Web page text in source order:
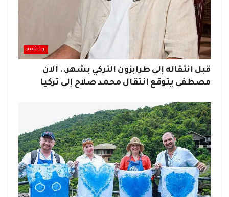
وثائقية
قبل انتقاله إلى طرابزون التركي بشهر.. آلان
مصطفى يتوقع انتقال محمد صلاح إلى تركيا